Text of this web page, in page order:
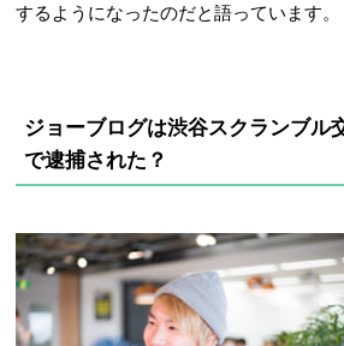
するようになったのだと語っています。
ジョーブログは渋谷スクランブル
で逮捕された？